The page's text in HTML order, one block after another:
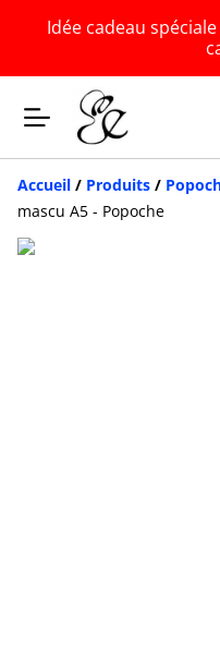
Idée cadeau
Accueil / Produits /
mascu A5 - Popoche